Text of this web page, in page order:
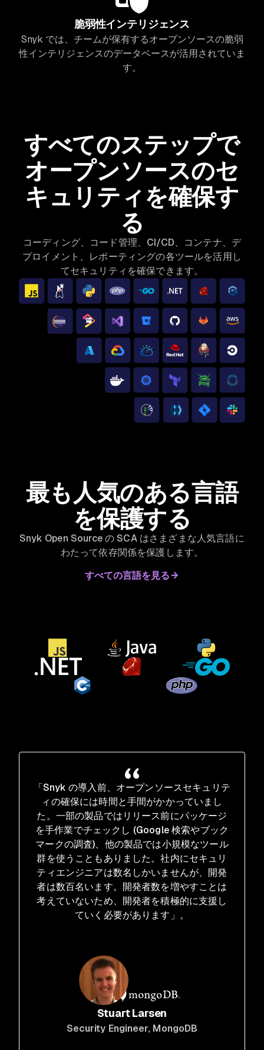
脆弱性インテリジェンス
Snyk では、チームが保有するオープンソースの脆弱
性インテリジェンスのデータベースが活用されていま
す。
すべてのステップで
オープンソースのセ
キュリティを確保す
る
コーディング、コード管理、CI/CD、コンテナ、デ
プロイメント、レポーティングの各ツールを活用し
てセキュリティを確保できます。
最も人気のある言語
を保護する
Snyk Open Source の SCA はさまざまな人気言語に
わたって依存関係を保護します。
すべての言語を見る
「Snyk の導入前、オープンソースセキュリテ
ィの確保には時間と手間がかかっていまし
た。一部の製品ではリリース前にパッケージ
を手作業でチェックし (Google 検索やブック
マークの調査)、他の製品では小規模なツール
群を使うこともありました。社内にセキュリ
ティエンジニアは数名しかいませんが、開発
者は数百名います。開発者数を増やすことは
考えていないため、開発者を積極的に支援し
ていく必要があります」。
Stuart Larsen
Security Engineer, MongoDB